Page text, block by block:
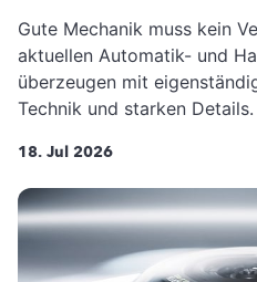
Gute Mechanik muss kein
aktuellen Automatik- und
überzeugen mit
Technik und starken Details.
18. Jul 2026